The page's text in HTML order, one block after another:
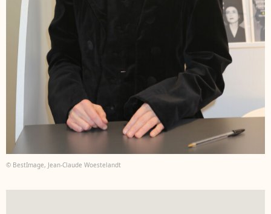
© BestImage, Jean-Claude Woestelandt